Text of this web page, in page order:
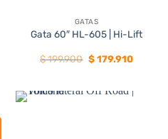
GATAS
Gata 60″ HL-605 | Hi-Lift
$199.900 El
precio
$ 199.900.
$179.910El
$